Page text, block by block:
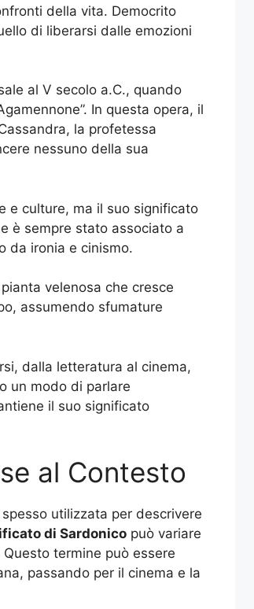
della vita. Democrito
di liberarsi dalle emozioni
al V secolo a.C., quando
In questa opera, il
la profetessa
nessuno della sua
e culture, ma il suo significato
è sempre stato associato a
da ironia e cinismo.
velenosa che cresce
assumendo sfumature
dalla letteratura al cinema,
un modo di parlare
il suo significato
al Contesto
utilizzata per descrivere
di Sardonico può variare
termine può essere
passando per il cinema e la